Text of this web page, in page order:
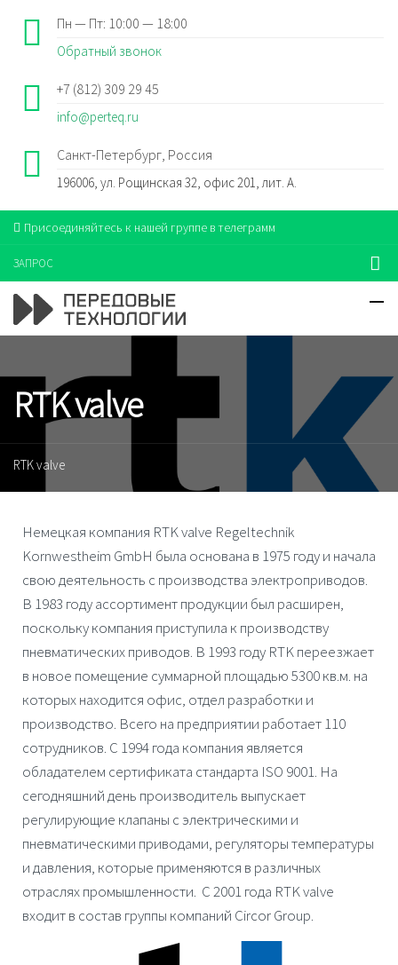
Пн — Пт: 10:00 — 18:00
Обратный звонок
+7 (812) 309 29 45
info@perteq.ru
Санкт-Петербург, Россия
196006, ул. Рощинская 32, офис 201, лит. А.
Присоединяйтесь к нашей группе в телеграмм
ЗАПРОС
RTK valve
RTK valve
Немецкая компания RTK valve Regeltechnik
Kornwestheim GmbH была основана в 1975 году и начала
свою деятельность с производства электроприводов.
В 1983 году ассортимент продукции был расширен,
поскольку компания приступила к производству
пневматических приводов. В 1993 году RTK переезжает
в новое помещение суммарной площадью 5300 кв.м. на
которых находится офис, отдел разработки и
производство. Всего на предприятии работает 110
сотрудников. С 1994 года компания является
обладателем сертификата стандарта ISO 9001. На
сегодняшний день производитель выпускает
регулирующие клапаны с электрическими и
пневматическими приводами, регуляторы температуры
и давления, которые применяются в различных
отраслях промышленности. С 2001 года RTK valve
входит в состав группы компаний Circor Group.